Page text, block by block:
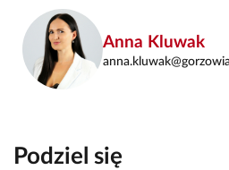
Anna Kluwak
Podziel się